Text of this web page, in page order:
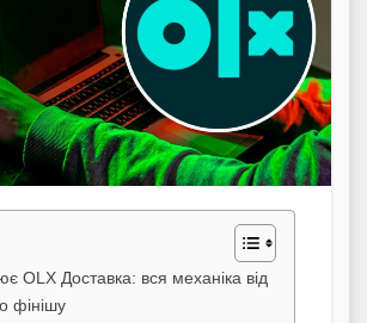
OLX Доставка: вся механіка від
фінішу